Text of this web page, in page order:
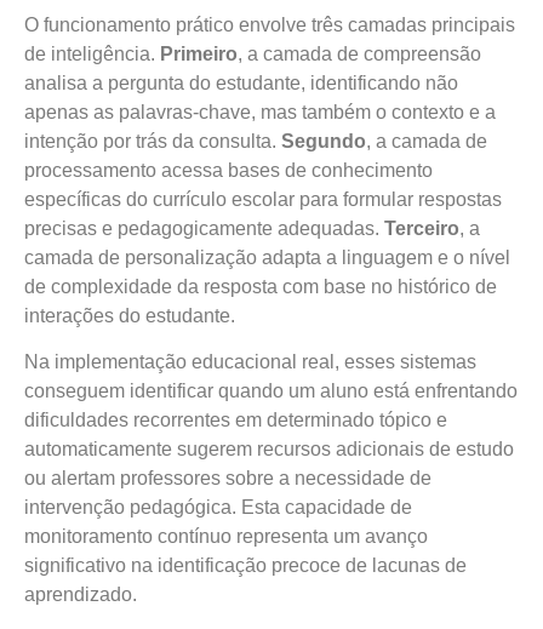
O funcionamento prático envolve três camadas principais
de inteligência. Primeiro, a camada de compreensão
analisa a pergunta do estudante, identificando não
apenas as palavras-chave, mas também o contexto e a
intenção por trás da consulta. Segundo, a camada de
processamento acessa bases de conhecimento
específicas do currículo escolar para formular respostas
precisas e pedagogicamente adequadas. Terceiro, a
camada de personalização adapta a linguagem e o nível
de complexidade da resposta com base no histórico de
interações do estudante.
Na implementação educacional real, esses sistemas
conseguem identificar quando um aluno está enfrentando
dificuldades recorrentes em determinado tópico e
automaticamente sugerem recursos adicionais de estudo
ou alertam professores sobre a necessidade de
intervenção pedagógica. Esta capacidade de
monitoramento contínuo representa um avanço
significativo na identificação precoce de lacunas de
aprendizado.